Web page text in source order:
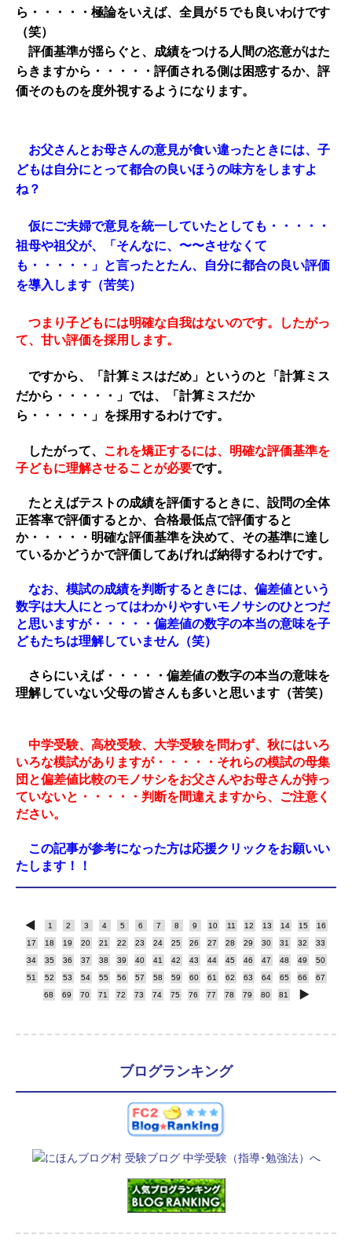
ら・・・・・極論をいえば、全員が５でも良いわけです
（笑）
評価基準が揺らぐと、成績をつける人間の恣意がはた
らきますから・・・・・評価される側は困惑するか、評
価そのものを度外視するようになります。
お父さんとお母さんの意見が食い違ったときには、子
どもは自分にとって都合の良いほうの味方をしますよ
ね？
仮にご夫婦で意見を統一していたとしても・・・・・
祖母や祖父が、「そんなに、〜〜させなくて
も・・・・・」と言ったとたん、自分に都合の良い評価
を導入します（苦笑）
つまり子どもには明確な自我はないのです。したがっ
て、甘い評価を採用します。
ですから、「計算ミスはだめ」というのと「計算ミス
だから・・・・・」では、「計算ミスだか
ら・・・・・」を採用するわけです。
したがって、 これを矯正するには、明確な評価基準を
子どもに理解させることが必要です。
たとえばテストの成績を評価するときに、設問の全体
正答率で評価するとか、合格最低点で評価すると
か・・・・・明確な評価基準を決めて、その基準に達し
ているかどうかで評価してあげれば納得するわけです。
なお、模試の成績を判断するときには、偏差値という
数字は大人にとってはわかりやすいモノサシのひとつだ
と思いますが・・・・・偏差値の数字の本当の意味を子
どもたちは理解していません（笑）
さらにいえば・・・・・偏差値の数字の本当の意味を
理解していない父母の皆さんも多いと思います（苦笑）
中学受験、高校受験、大学受験を問わず、秋にはいろ
いろな模試がありますが・・・・・それらの模試の母集
団と偏差値比較のモノサシをお父さんやお母さんが持っ
ていないと・・・・・判断を間違えますから、ご注意く
ださい。
この記事が参考になった方は応援クリックをお願いい
たします！！
1 2 3 4 5 6 7 8 9 10 11 12 13 14 15
16
17
18 19 20 21 22 23 24 25 26 27 28 29 30 31 32
33
34
35 36 37 38 39 40 41 42 43 44 45 46 47 48 49
50
51
52 53 54 55 56 57 58 59 60 61 62 63 64 65 66
67
68
69 70 71 72 73 74 75 76 77 78 79 80 81
ブログランキング